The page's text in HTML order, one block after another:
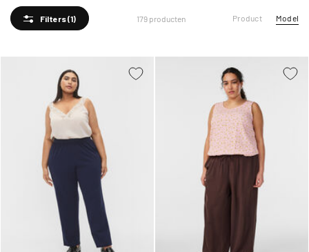
Filters(1) 179 producten Product Model